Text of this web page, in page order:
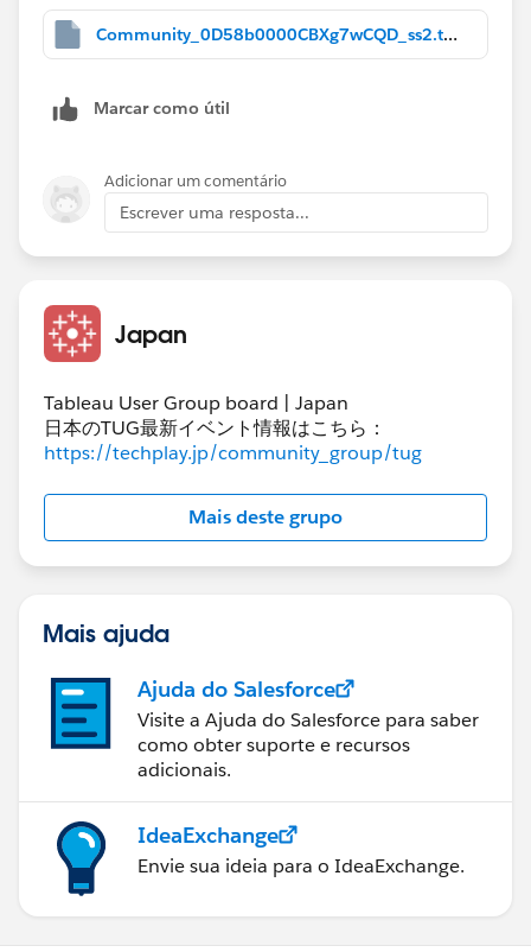
Community_0D58b0000CBXg7wCQD_ss2.twbx
Marcar como útil
Adicionar um comentário
Escrever uma resposta...
Japan
Tableau User Group board | Japan
日本のTUG最新イベント情報はこちら：
https://techplay.jp/community_group/tug
Mais deste grupo
Mais ajuda
Ajuda do Salesforce
Visite a Ajuda do Salesforce para saber
como obter suporte e recursos
adicionais.
IdeaExchange
Envie sua ideia para o IdeaExchange.